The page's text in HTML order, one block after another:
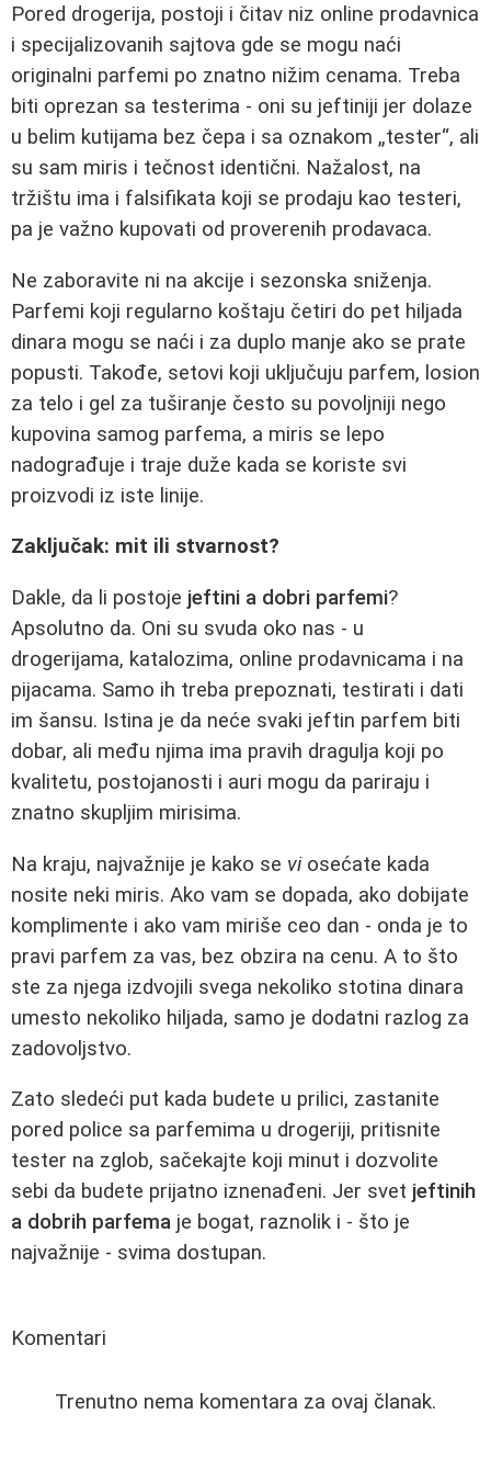
Pored drogerija, postoji i čitav niz online prodavnica
i specijalizovanih sajtova gde se mogu naći
originalni parfemi po znatno nižim cenama. Treba
biti oprezan sa testerima - oni su jeftiniji jer dolaze
u belim kutijama bez čepa i sa oznakom „tester“, ali
su sam miris i tečnost identični. Nažalost, na
tržištu ima i falsifikata koji se prodaju kao testeri,
pa je važno kupovati od proverenih prodavaca.
Ne zaboravite ni na akcije i sezonska sniženja.
Parfemi koji regularno koštaju četiri do pet hiljada
dinara mogu se naći i za duplo manje ako se prate
popusti. Takođe, setovi koji uključuju parfem, losion
za telo i gel za tuširanje često su povoljniji nego
kupovina samog parfema, a miris se lepo
nadograđuje i traje duže kada se koriste svi
proizvodi iz iste linije.
Zaključak: mit ili stvarnost?
Dakle, da li postoje jeftini a dobri parfemi?
Apsolutno da. Oni su svuda oko nas - u
drogerijama, katalozima, online prodavnicama i na
pijacama. Samo ih treba prepoznati, testirati i dati
im šansu. Istina je da neće svaki jeftin parfem biti
dobar, ali među njima ima pravih dragulja koji po
kvalitetu, postojanosti i auri mogu da pariraju i
znatno skupljim mirisima.
Na kraju, najvažnije je kako se viosećate kada
nosite neki miris. Ako vam se dopada, ako dobijate
komplimente i ako vam miriše ceo dan - onda je to
pravi parfem za vas, bez obzira na cenu. A to što
ste za njega izdvojili svega nekoliko stotina dinara
umesto nekoliko hiljada, samo je dodatni razlog za
zadovoljstvo.
Zato sledeći put kada budete u prilici, zastanite
pored police sa parfemima u drogeriji, pritisnite
tester na zglob, sačekajte koji minut i dozvolite
sebi da budete prijatno iznenađeni. Jer svet jeftinih
a dobrih parfema je bogat, raznolik i - što je
najvažnije - svima dostupan.
Komentari
Trenutno nema komentara za ovaj članak.